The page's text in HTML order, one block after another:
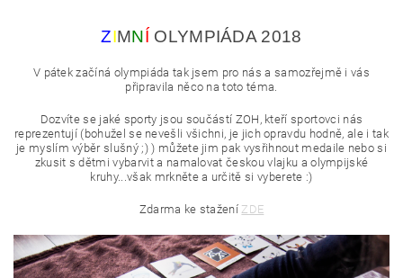
ZIMNÍ OLYMPIÁDA 2018
V pátek začíná olympiáda tak jsem pro nás a samozřejmě i vás
připravila něco na toto téma.
Dozvíte se jaké sporty jsou součástí ZOH, kteří sportovci nás
reprezentují (bohužel se nevešli všichni, je jich opravdu hodně, ale i tak
je myslím výběr slušný ;) ) můžete jim pak vysřihnout medaile nebo si
zkusit s dětmi vybarvit a namalovat českou vlajku a olympijské
kruhy...však mrkněte a určitě si vyberete :)
Zdarma ke stažení ZDE